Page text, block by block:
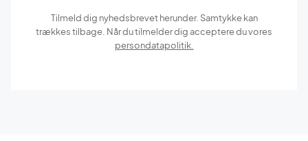
Tilmeld dig nyhedsbrevet herunder. Samtykke kan
trækkes tilbage. Når du tilmelder dig acceptere du vores
persondatapolitik.